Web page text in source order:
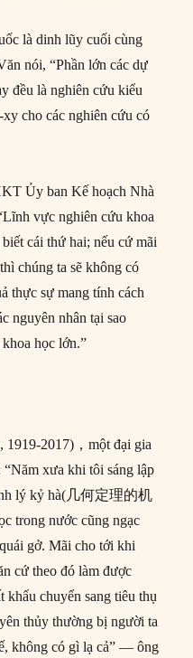
là dinh lũy cuối cùng
nói, “Phần lớn các dự
đều là nghiên cứu kiểu
cho các nghiên cứu có
Ủy ban Kế hoạch Nhà
vực nghiên cứu khoa
cái thứ hai; nếu cứ mãi
chúng ta sẽ không có
thực sự mang tính cách
nguyên nhân tại sao
học lớn.”
2017)，một đại gia
xưa khi tôi sáng lập
lý kỷ hà(几何定理的机
trong nước cũng ngạc
gở. Mãi cho tới khi
cứ theo đó làm được
chuyển sang tiêu thụ
thủy thường bị người ta
không có gì lạ cả” –– ông